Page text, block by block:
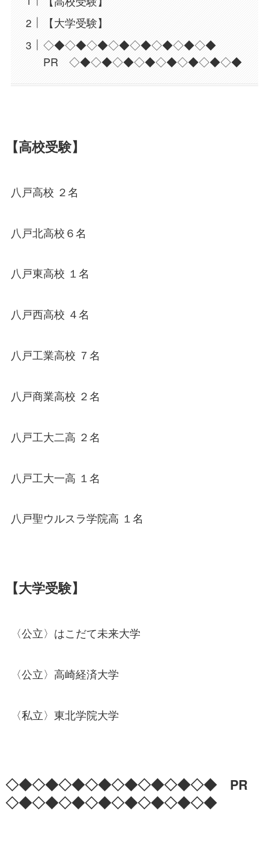
【大学受験】
◇◆◇◆◇◆◇◆◇◆◇◆◇◆◇◆
PR ◇◆◇◆◇◆◇◆◇◆◇◆◇◆◇◆
【高校受験】
八戸高校 ２名
八戸北高校６名
八戸東高校 １名
八戸西高校 ４名
八戸工業高校 ７名
八戸商業高校 ２名
八戸工大二高 ２名
八戸工大一高 １名
八戸聖ウルスラ学院高 １名
【大学受験】
〈公立〉はこだて未来大学
〈公立〉高崎経済大学
〈私立〉東北学院大学
◇◆◇◆◇◆◇◆◇◆◇◆◇◆◇◆ PR
◇◆◇◆◇◆◇◆◇◆◇◆◇◆◇◆